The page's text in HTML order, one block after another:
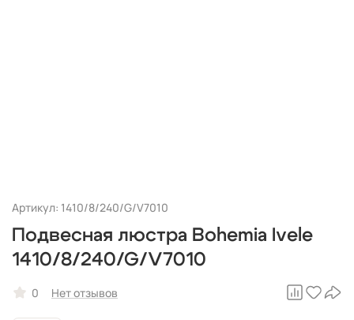
Артикул: 1410/8/240/G/V7010
Подвесная люстра Bohemia Ivele
1410/8/240/G/V7010
0 Нет отзывов